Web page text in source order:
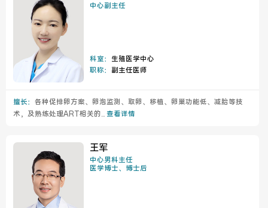
中心副主任
科室： 生殖医学中心
职称： 副主任医师
擅长： 各种促排卵方案、卵泡监测、取卵、移植、卵巢功能低、减胎等技
术，及熟练处理ART相关的... 查看详情
王军
中心男科主任
医学博士、博士后